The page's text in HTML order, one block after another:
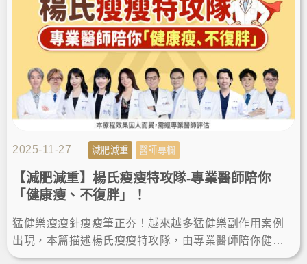
2025-11-27 減肥減重 醫師專欄
【減肥減重】楊氏瘦瘦特攻隊-專業醫師陪你
「健康瘦、不復胖」！
猛健樂瘦瘦針瘦瘦筆正夯！越來越多猛健樂副作用案例
出現，本篇描述楊氏瘦瘦特攻隊，由專業醫師陪你健康
瘦身、不復胖，了解正確減肥方式及週纖達等減重療